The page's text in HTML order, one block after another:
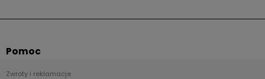
Pomoc
Zwroty i reklamacje